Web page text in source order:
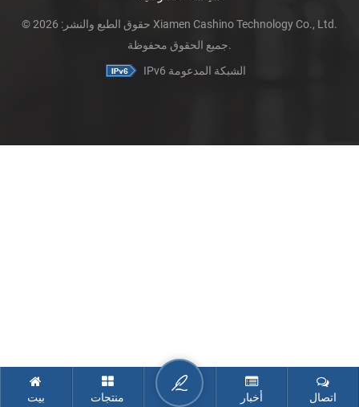
© حقوق الطبع والنشر: 2026 Xiamen Cashino Technology Co., Ltd.
جميع الحقوق محفوظة.
IPv6 الشبكة المدعومة
بيت منتجات أخبار اتصال